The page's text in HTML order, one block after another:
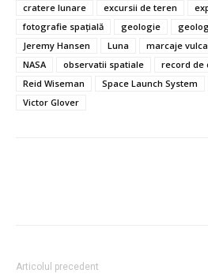
cratere lunare
excursii de teren
fotografie spațială
geologie
Jeremy Hansen
Luna marcaje
NASA
observatii spatiale
record de
Reid Wiseman
Space Launch System
Victor Glover
Articolul precedent